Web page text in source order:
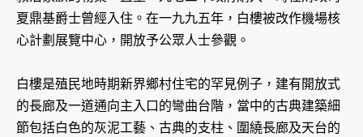
夏鼎基爵士曾經入住。在一九九五年，白樓被改作機場核
心計劃展覽中心，開放予公眾人士參觀。
白樓是殖民地時期新界鄉村住宅的罕見例子，建有開放式
的長廊及一道通向主入口的彎曲台階，當中的古典建築細
節包括白色的灰泥工藝、古典的支柱、圍繞長廊及天台的